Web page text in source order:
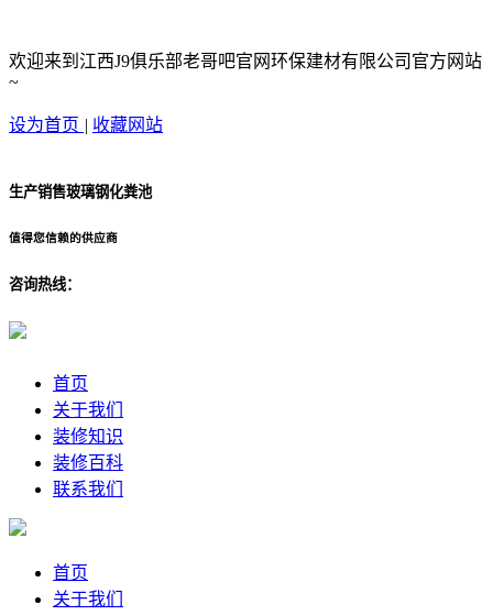
欢迎来到江西J9俱乐部老哥吧官网环保建材有限公司官方网站
~
设为首页 | 收藏网站
生产销售玻璃钢化粪池
值得您信赖的供应商
咨询热线：
首页
关于我们
装修知识
装修百科
联系我们
首页
关于我们